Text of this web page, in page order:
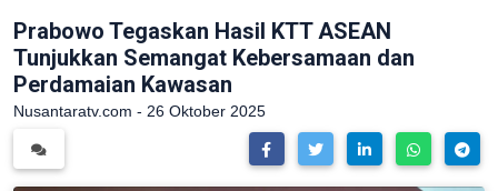
Prabowo Tegaskan Hasil KTT ASEAN
Tunjukkan Semangat Kebersamaan dan
Perdamaian Kawasan
Nusantaratv.com - 26 Oktober 2025